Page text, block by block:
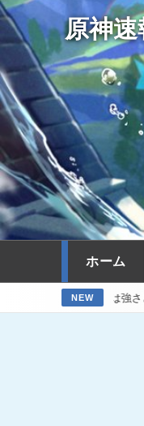
原神
ホーム
NEW
は強さとか以前に 13時間前